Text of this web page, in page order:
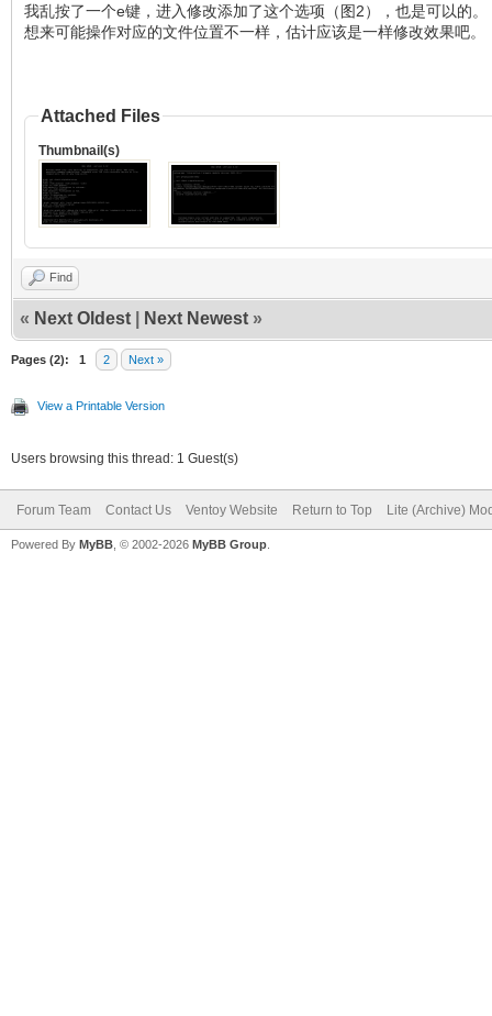
我乱按了一个e键，进入修改添加了这个选项（图2），也是可以的。
想来可能操作对应的文件位置不一样，估计应该是一样修改效果吧。
Attached Files
Thumbnail(s)
Find
« Next Oldest Next Newest »
Pages (2): 1 2 Next »
View a Printable Version
Users browsing this thread: 1 Guest(s)
Forum Team Contact Us Ventoy Website Return to Top Lite (Archive)
Powered By MyBB , © 2002-2026 MyBB Group